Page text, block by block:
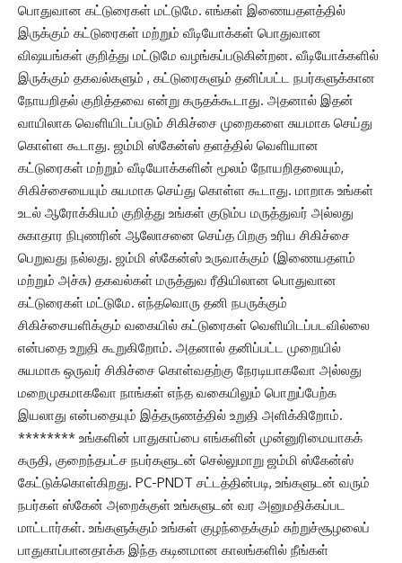
பொதுவான கட்டுரைகள் மட்டுமே. எங்கள் இணையதளத்தில்
இருக்கும் கட்டுரைகள் மற்றும் வீடியோக்கள் பொதுவான
விஷயங்கள் குறித்து மட்டுமே வழங்கப்படுகின்றன. வீடியோக்களில்
இருக்கும் தகவல்களும் , கட்டுரைகளும் தனிப்பட்ட நபர்களுக்கான
நோயறிதல் குறித்தவை என்று கருதக்கூடாது. அதனால் இதன்
வாயிலாக வெளியிடப்படும் சிகிச்சை முறைகளை சுயமாக செய்து
கொள்ள கூடாது. ஜம்மி ஸ்கேன்ஸ் தளத்தில் வெளியான
கட்டுரைகள் மற்றும் வீடியோக்களின் மூலம் நோயறிதலையும்,
சிகிச்சையையும் சுயமாக செய்து கொள்ள கூடாது. மாறாக உங்கள்
உடல் ஆரோக்கியம் குறித்து உங்கள் குடும்ப மருத்துவர் அல்லது
சுகாதார நிபுணரின் ஆலோசனை செய்த பிறகு உரிய சிகிச்சை
பெறுவது நல்லது. ஜம்மி ஸ்கேன்ஸ் உருவாக்கும் (இணையதளம்
மற்றும் அச்சு) தகவல்கள் மருத்துவ ரீதியிலான பொதுவான
கட்டுரைகள் மட்டுமே. எந்தவொரு தனி நபருக்கும்
சிகிச்சையளிக்கும் வகையில் கட்டுரைகள் வெளியிடப்படவில்லை
என்பதை உறுதி கூறுகிறோம். அதனால் தனிப்பட்ட முறையில்
சுயமாக ஒருவர் சிகிச்சை கொள்வதற்கு நேரடியாகவோ அல்லது
மறைமுகமாகவோ நாங்கள் எந்த வகையிலும் பொறுப்பேற்க
இயலாது என்பதையும் இத்தருணத்தில் உறுதி அளிக்கிறோம்.
******** உங்களின் பாதுகாப்பை எங்களின் முன்னுரிமையாகக்
கருதி, குறைந்தபட்ச நபர்களுடன் செல்லுமாறு ஜம்மி ஸ்கேன்ஸ்
கேட்டுக்கொள்கிறது. PC-PNDT சட்டத்தின்படி, உங்களுடன் வரும்
நபர்கள் ஸ்கேன் அறைக்குள் உங்களுடன் வர அனுமதிக்கப்பட
மாட்டார்கள். உங்களுக்கும் உங்கள் குழந்தைக்கும் சுற்றுச்சூழலைப்
பாதுகாப்பானதாக்க இந்த கடினமான காலங்களில் நீங்கள்